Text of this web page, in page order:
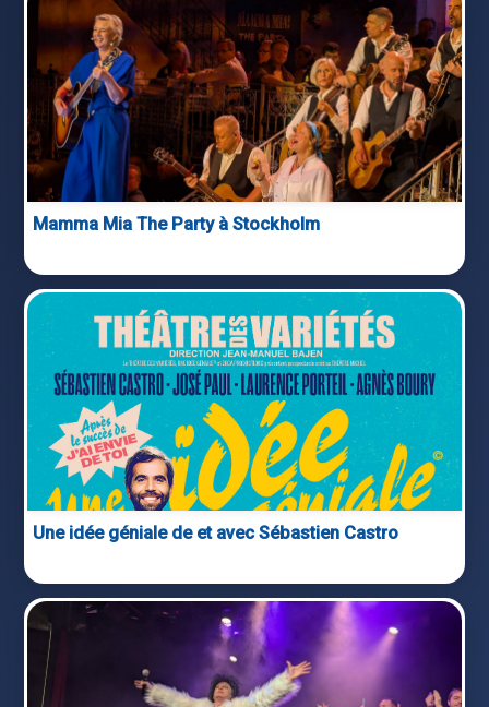
Mamma Mia The Party à Stockholm
Une idée géniale de et avec Sébastien Castro